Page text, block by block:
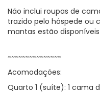
Não inclui roupas de
trazido pelo hóspede ou
mantas estão disponíveis
~~~~~~~~~~~~~~~
Acomodações:
Quarto 1 (suíte): 1 cama